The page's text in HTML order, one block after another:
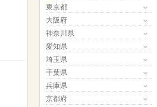
東京都
大阪府
神奈川県
愛知県
埼玉県
千葉県
兵庫県
京都府